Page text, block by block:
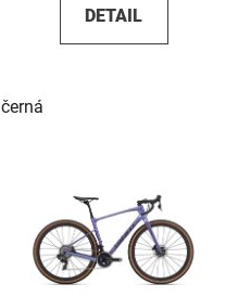
DETAIL
černá